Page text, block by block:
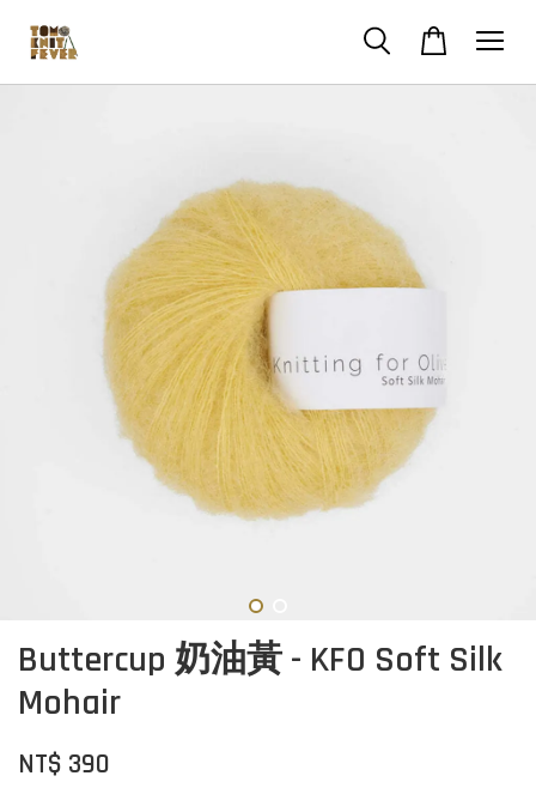
Buttercup 奶油黃 - KFO Soft Silk
Mohair
NT$ 390